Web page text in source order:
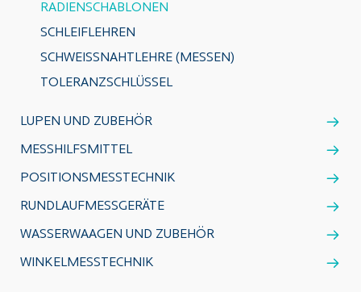
RADIENSCHABLONEN
SCHLEIFLEHREN
SCHWEISSNAHTLEHRE (MESSEN)
TOLERANZSCHLÜSSEL
LUPEN UND ZUBEHÖR
MESSHILFSMITTEL
POSITIONSMESSTECHNIK
RUNDLAUFMESSGERÄTE
WASSERWAAGEN UND ZUBEHÖR
WINKELMESSTECHNIK